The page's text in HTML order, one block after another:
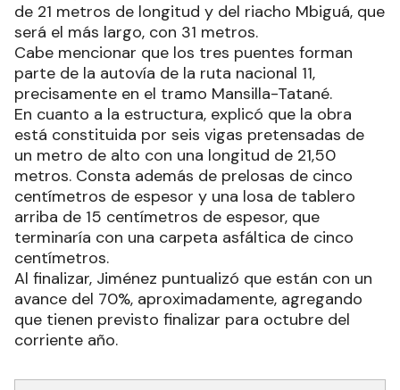
de 21 metros de longitud y del riacho Mbiguá, que
será el más largo, con 31 metros.
Cabe mencionar que los tres puentes forman
parte de la autovía de la ruta nacional 11,
precisamente en el tramo Mansilla-Tatané.
En cuanto a la estructura, explicó que la obra
está constituida por seis vigas pretensadas de
un metro de alto con una longitud de 21,50
metros. Consta además de prelosas de cinco
centímetros de espesor y una losa de tablero
arriba de 15 centímetros de espesor, que
terminaría con una carpeta asfáltica de cinco
centímetros.
Al finalizar, Jiménez puntualizó que están con un
avance del 70%, aproximadamente, agregando
que tienen previsto finalizar para octubre del
corriente año.